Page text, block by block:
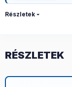
Részletek
RÉSZLETEK